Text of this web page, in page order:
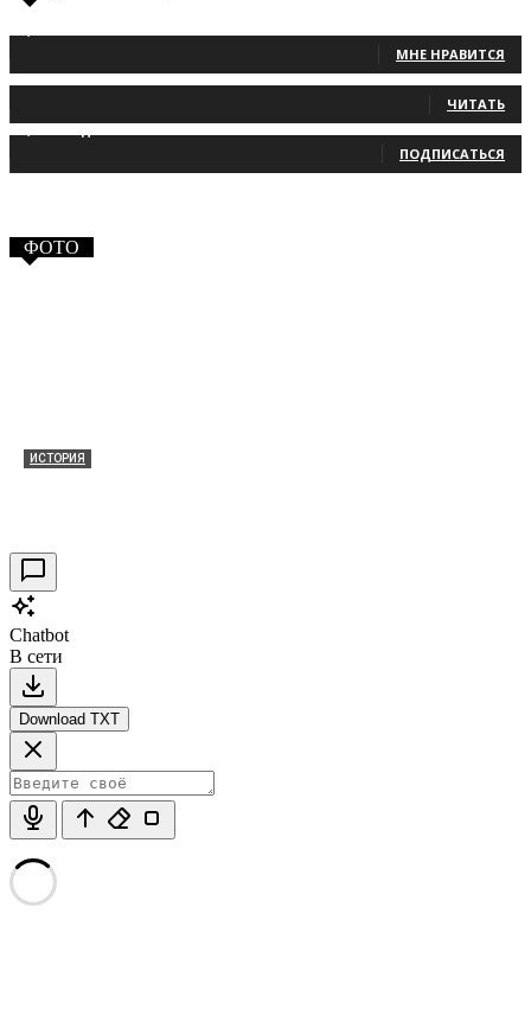
МНЕ НРАВИТСЯ
ЧИТАТЬ
ПОДПИСАТЬСЯ
ФОТО
ИСТОРИЯ
Chatbot
В сети
Download TXT